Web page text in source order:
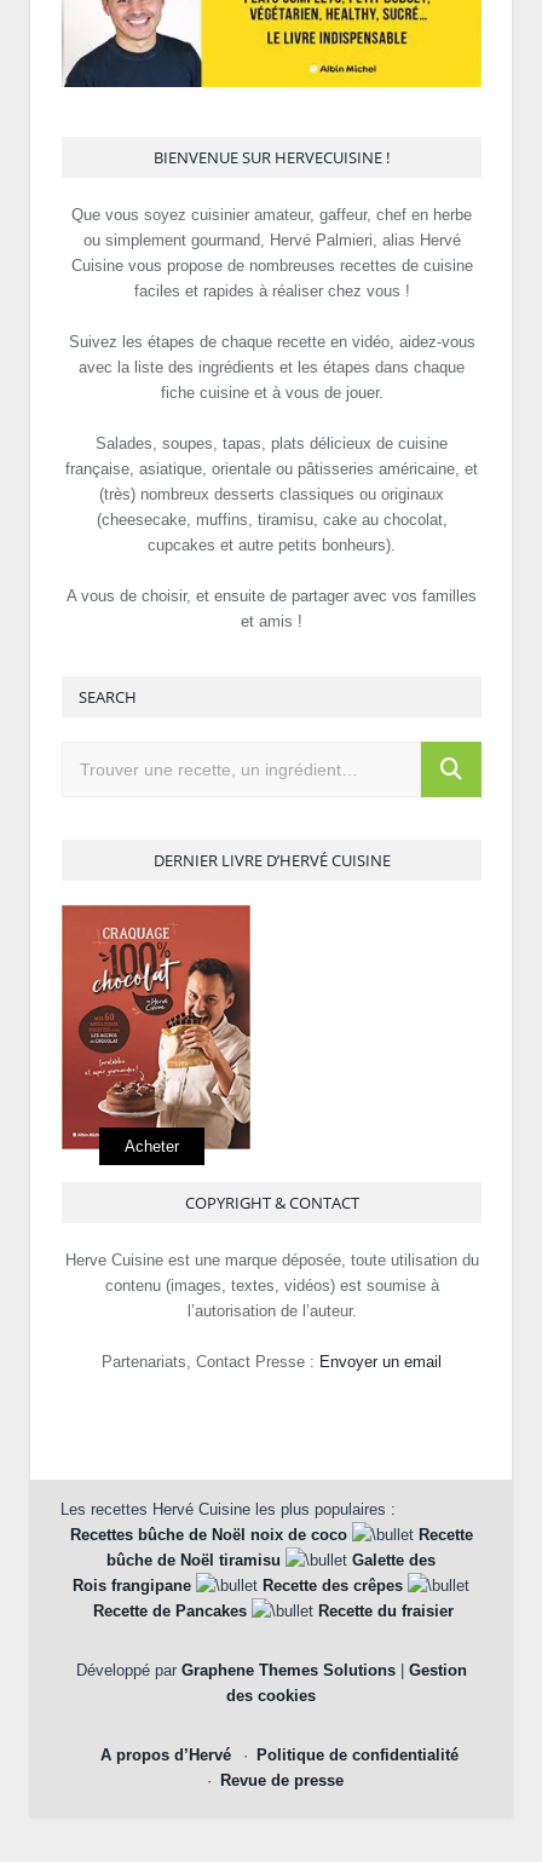
BIENVENUE SUR HERVECUISINE !
Que vous soyez cuisinier amateur, gaffeur, chef en herbe
ou simplement gourmand, Hervé Palmieri, alias Hervé
Cuisine vous propose de nombreuses recettes de cuisine
faciles et rapides à réaliser chez vous !
Suivez les étapes de chaque recette en vidéo, aidez-vous
avec la liste des ingrédients et les étapes dans chaque
fiche cuisine et à vous de jouer.
Salades, soupes, tapas, plats délicieux de cuisine
française, asiatique, orientale ou pâtisseries américaine, et
(très) nombreux desserts classiques ou originaux
(cheesecake, muffins, tiramisu, cake au chocolat,
cupcakes et autre petits bonheurs).
A vous de choisir, et ensuite de partager avec vos familles
et amis !
SEARCH
DERNIER LIVRE D’HERVÉ CUISINE
Acheter
COPYRIGHT & CONTACT
Herve Cuisine est une marque déposée, toute utilisation du
contenu (images, textes, vidéos) est soumise à
l’autorisation de l’auteur.
Partenariats, Contact Presse : Envoyer un email
Les recettes Hervé Cuisine les plus populaires :
Recettes bûche de Noël noix de coco
Recette
bûche de Noël tiramisu
Galette des
Rois frangipane
Recette des crêpes
Recette de Pancakes
Recette du fraisier
Développé par Graphene Themes Solutions| Gestion
des cookies
A propos d’Hervé
Politique de confidentialité
Revue de presse